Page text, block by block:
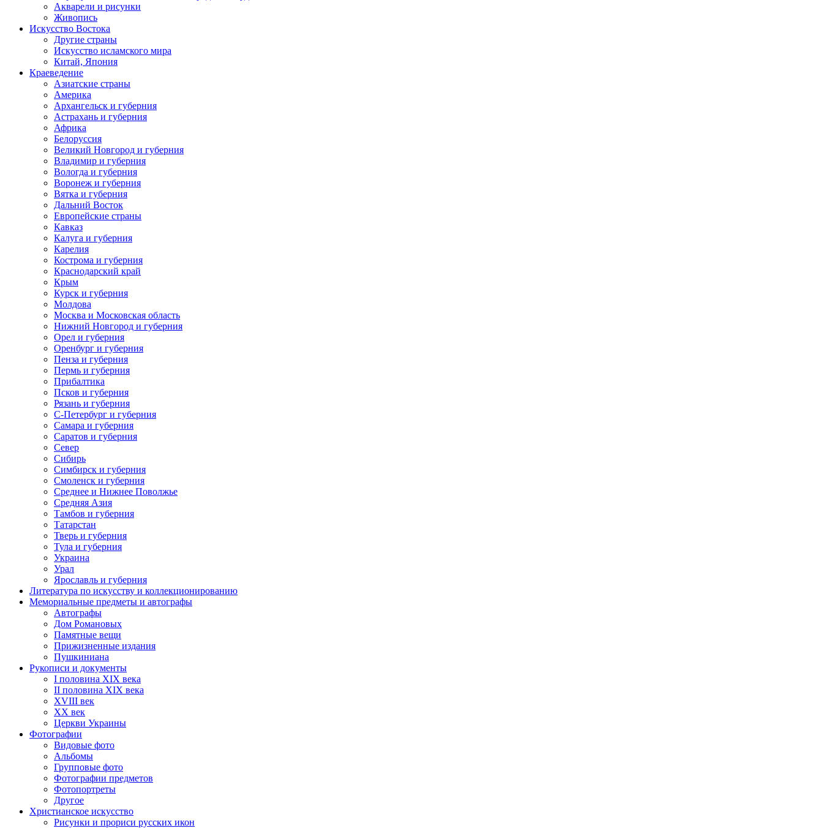
Акварели и рисунки
Живопись
Искусство Востока
Другие страны
Искусство исламского мира
Китай, Япония
Краеведение
Азиатские страны
Америка
Архангельск и губерния
Астрахань и губерния
Африка
Белоруссия
Великий Новгород и губерния
Владимир и губерния
Вологда и губерния
Воронеж и губерния
Вятка и губерния
Дальний Восток
Европейские страны
Кавказ
Калуга и губерния
Карелия
Кострома и губерния
Краснодарский край
Крым
Курск и губерния
Молдова
Москва и Московская область
Нижний Новгород и губерния
Орел и губерния
Оренбург и губерния
Пенза и губерния
Пермь и губерния
Прибалтика
Псков и губерния
Рязань и губерния
С-Петербург и губерния
Самара и губерния
Саратов и губерния
Север
Сибирь
Симбирск и губерния
Смоленск и губерния
Среднее и Нижнее Поволжье
Средняя Азия
Тамбов и губерния
Татарстан
Тверь и губерния
Тула и губерния
Украина
Урал
Ярославль и губерния
Литература по искусству и коллекционированию
Мемориальные предметы и автографы
Автографы
Дом Романовых
Памятные вещи
Прижизненные издания
Пушкиниана
Рукописи и документы
I половина XIX века
II половина XIX века
XVIII век
ХХ век
Церкви Украины
Фотографии
Видовые фото
Альбомы
Групповые фото
Фотографии предметов
Фотопортреты
Другое
Христианское искусство
Рисунки и прориси русских икон